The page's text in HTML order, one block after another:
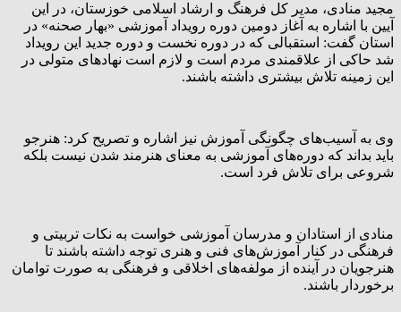
مجید منادی، مدیر کل فرهنگ و ارشاد اسلامی خوزستان، در این
آیین با اشاره به آغاز دومین دوره رویداد آموزشی «بهار صحنه» در
استان گفت: استقبالی که در دوره نخست و دوره جدید این رویداد
شد حاکی از علاقمندی مردم است و لازم است نهادهای متولی در
این زمینه تلاش بیشتری داشته باشند.
وی به آسیب‌های چگونگی آموزش نیز اشاره و تصریح کرد: هنرجو
باید بداند که دوره‌های آموزشی به معنای هنرمند شدن نیست بلکه
شروعی برای تلاش فرد است.
منادی از استادان و مدرسان آموزشی خواست به نکات تربیتی و
فرهنگی در کنار آموزش‌های فنی و هنری توجه داشته باشند تا
هنرجویان در آینده از مولفه‌های اخلاقی و فرهنگی به صورت توامان
برخوردار باشند.